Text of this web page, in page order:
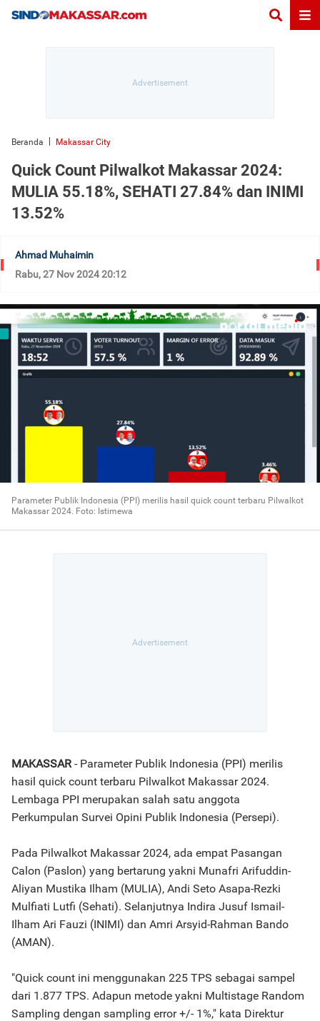
Beranda Makassar City
Quick Count Pilwalkot Makassar 2024:
MULIA 55.18%, SEHATI 27.84% dan INIMI
13.52%
Ahmad Muhaimin
Rabu, 27 Nov 2024 20:12
Parameter Publik Indonesia (PPI) merilis hasil quick count terbaru Pilwalkot
Makassar 2024. Foto: Istimewa
MAKASSAR- Parameter Publik Indonesia (PPI) merilis
hasil quick count terbaru Pilwalkot Makassar 2024.
Lembaga PPI merupakan salah satu anggota
Perkumpulan Survei Opini Publik Indonesia (Persepi).
Pada Pilwalkot Makassar 2024, ada empat Pasangan
Calon (Paslon) yang bertarung yakni Munafri Arifuddin-
Aliyan Mustika Ilham (MULIA), Andi Seto Asapa-Rezki
Mulfiati Lutfi (Sehati). Selanjutnya Indira Jusuf Ismail-
Ilham Ari Fauzi (INIMI) dan Amri Arsyid-Rahman Bando
(AMAN).
"Quick count ini menggunakan 225 TPS sebagai sampel
dari 1.877 TPS. Adapun metode yakni Multistage Random
Sampling dengan sampling error +/- 1%," kata Direktur